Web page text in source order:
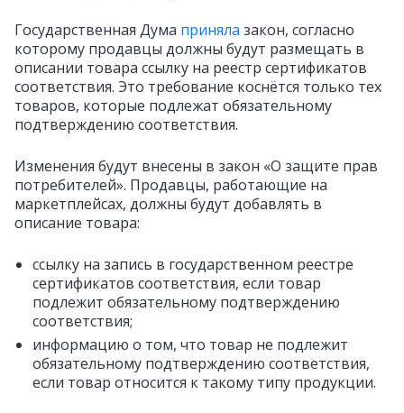
Государственная Дума приняла закон, согласно
которому продавцы должны будут размещать в
описании товара ссылку на реестр сертификатов
соответствия. Это требование коснётся только тех
товаров, которые подлежат обязательному
подтверждению соответствия.
Изменения будут внесены в закон «О защите прав
потребителей». Продавцы, работающие на
маркетплейсах, должны будут добавлять в
описание товара:
ссылку на запись в государственном реестре
сертификатов соответствия, если товар
подлежит обязательному подтверждению
соответствия;
информацию о том, что товар не подлежит
обязательному подтверждению соответствия,
если товар относится к такому типу продукции.